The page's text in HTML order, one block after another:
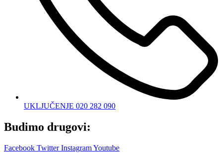
UKLJUČENJE 020 282 090
Budimo drugovi:
Facebook Twitter InstagramYoutube